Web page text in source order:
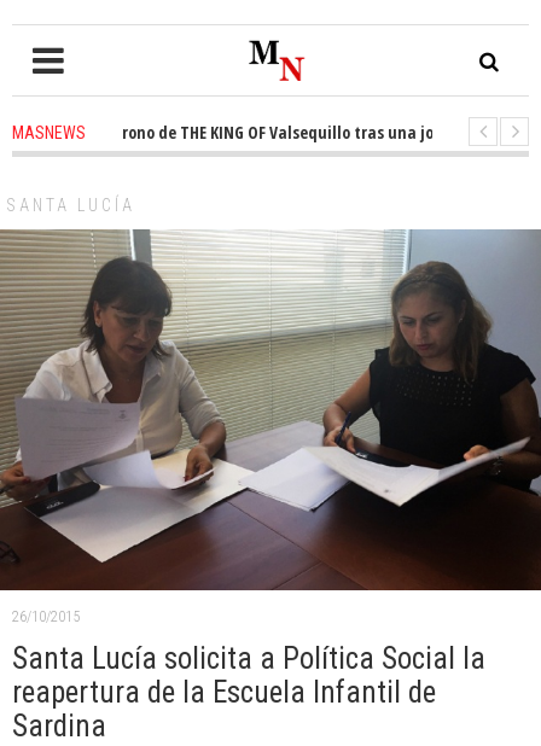
MASNEWS
el trono de THE KING OF Valsequillo tras una jornada de baloncesto
SANTA LUCÍA
26/10/2015
Santa Lucía solicita a Política Social la
reapertura de la Escuela Infantil de
Sardina